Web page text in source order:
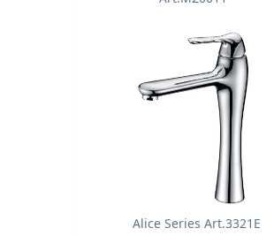
Alice Series Art.3321E